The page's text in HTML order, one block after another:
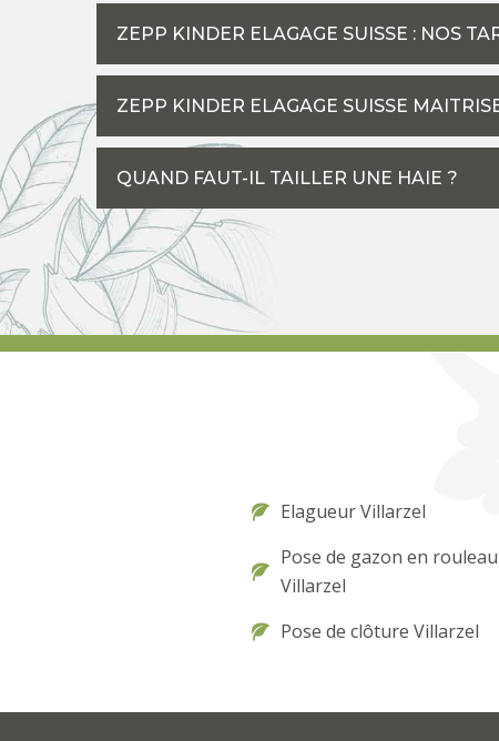
ZEPP KINDER ELAGAGE SUISSE : NOS
ZEPP KINDER ELAGAGE SUISSE
QUAND FAUT-IL TAILLER UNE HAIE ?
Elagueur Villarzel
Pose de gazon en rouleau
Villarzel
Pose de clôture Villarzel